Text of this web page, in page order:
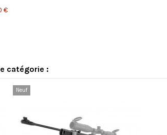
€
catégorie :
Neuf